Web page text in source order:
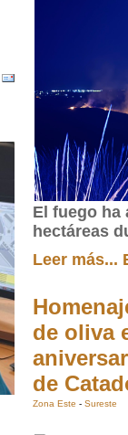
El fuego ha
hectáreas
Leer más...
de oliva
de
Zona Este - Sureste